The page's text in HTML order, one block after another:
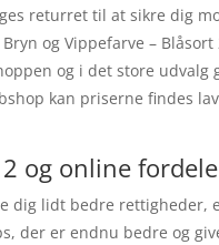
returret til at sikre dig
og Vippefarve –
og i det store
kan priserne findes
og online fordele
lidt bedre
der er endnu bedre og